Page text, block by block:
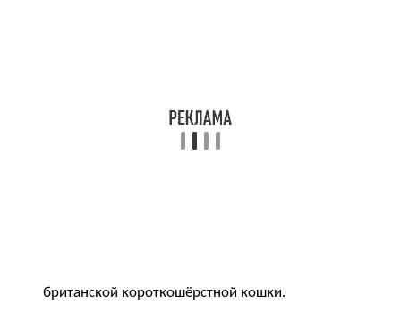
британской короткошёрстной кошки.